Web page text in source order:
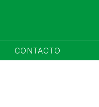
CONTACTO